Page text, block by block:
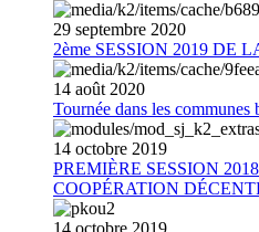
29 septembre 2020
2ème SESSION 2019 DE
14 août 2020
Tournée dans les
14 octobre 2019
PREMIÈRE SESSION
COOPÉRATION
14 octobre 2019